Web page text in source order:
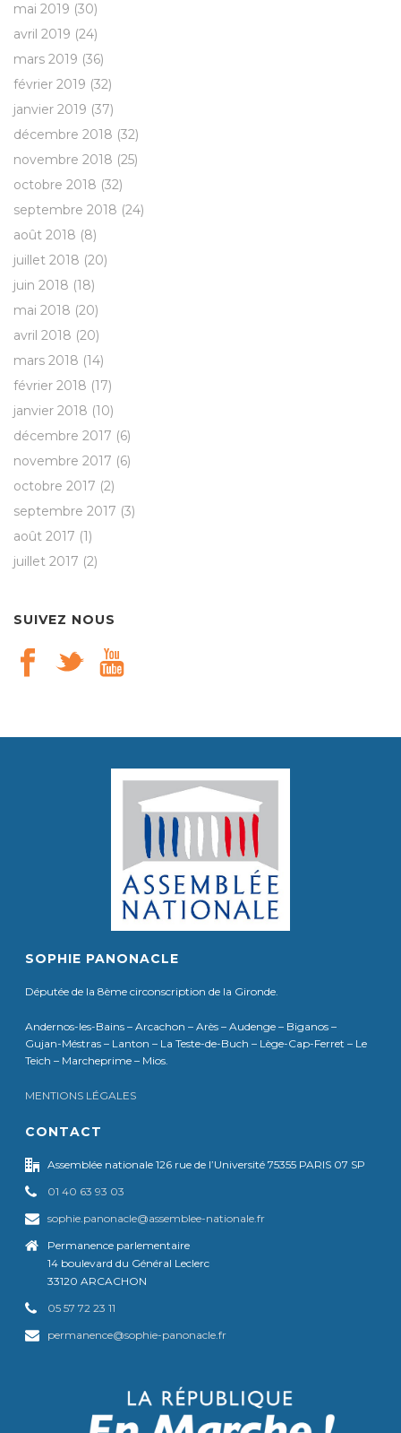
mai 2019 (30)
avril 2019 (24)
mars 2019 (36)
février 2019 (32)
janvier 2019 (37)
décembre 2018 (32)
novembre 2018 (25)
octobre 2018 (32)
septembre 2018 (24)
août 2018 (8)
juillet 2018 (20)
juin 2018 (18)
mai 2018 (20)
avril 2018 (20)
mars 2018 (14)
février 2018 (17)
janvier 2018 (10)
décembre 2017 (6)
novembre 2017 (6)
octobre 2017 (2)
septembre 2017 (3)
août 2017 (1)
juillet 2017 (2)
SUIVEZ NOUS
SOPHIE PANONACLE
Députée de la 8ème circonscription de la Gironde.
Andernos-les-Bains – Arcachon – Arès – Audenge – Biganos –
Gujan-Méstras – Lanton – La Teste-de-Buch – Lège-Cap-Ferret – Le
Teich – Marcheprime – Mios.
MENTIONS LÉGALES
CONTACT
Assemblée nationale 126 rue de l’Université 75355 PARIS 07 SP
01 40 63 93 03
sophie.panonacle@assemblee-nationale.fr
Permanence parlementaire
14 boulevard du Général Leclerc
33120 ARCACHON
05 57 72 23 11
permanence@sophie-panonacle.fr